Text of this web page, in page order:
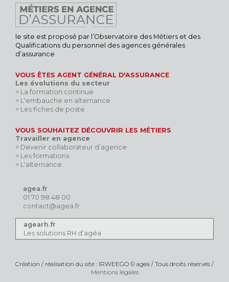
le site est proposé par l’Observatoire des Métiers et des
Qualifications du personnel des agences générales
d’assurance
VOUS ÊTES AGENT GÉNÉRAL D'ASSURANCE
Les évolutions du secteur
> La formation continue
> L'embauche en alternance
> Les fiches de poste
VOUS SOUHAITEZ DÉCOUVRIR LES MÉTIERS
Travailler en agence
> Devenir collaborateur d’agence
> Les formations
> L'alternance
agea.fr
01 70 98 48 00
contact@agea.fr
agearh.fr
Les solutions RH d’agéa
Création / réalisation du site : IRWEEGO © agea / Tous droits réservés /
Mentions légales